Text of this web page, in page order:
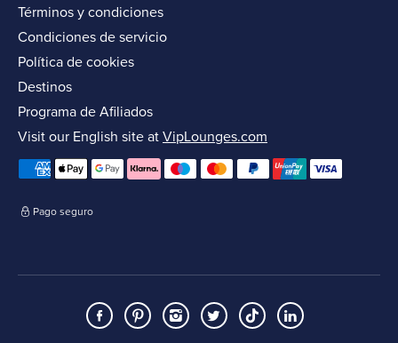
Términos y condiciones
Condiciones de servicio
Política de cookies
Destinos
Programa de Afiliados
Visit our English site at VipLounges.com
Pago seguro